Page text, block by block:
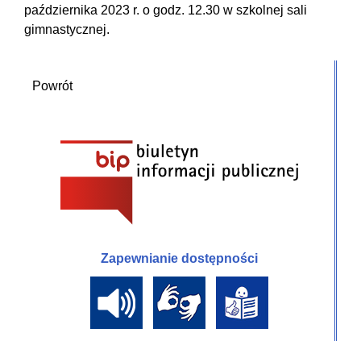
października 2023 r. o godz. 12.30 w szkolnej sali
gimnastycznej.
Powrót
Zapewnianie dostępności